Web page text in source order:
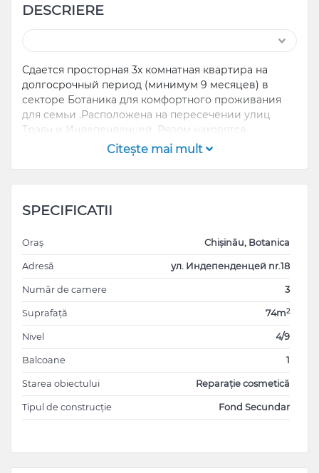
DESCRIERE
Сдается просторная 3х комнатная квартира на
долгосрочный период (минимум 9 месяцев) в
секторе Ботаника для комфортного проживания
для семьи .Расположена на пересечении улиц
Траян и Индепенденцей. Рядом находятся
магазины и остановки общественного транспорта
во все направления города. Квартира чистая,
кондиционер и индивидуальный газовый котел
для отопления в зимний период. Для получения
телефона.
Citeşte mai mult
SPECIFICATII
Oraș Chișinău, Botanica
Adresă ул. Индепенденцей nr.18
Număr de camere 3
Suprafață 74m2
Nivel 4/9
Balcoane 1
Starea obiectului Reparație cosmetică
Tipul de construcție Fond Secundar